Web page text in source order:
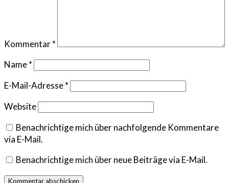
Kommentar*
Name*
E-Mail-Adresse*
Website
Benachrichtige mich über nachfolgende Kommentare
via E-Mail.
Benachrichtige mich über neue Beiträge via E-Mail.